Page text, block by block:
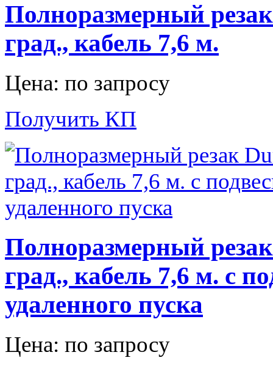
Полноразмерный
град., кабель 7,6 м.
Цена: по запросу
Получить КП
Полноразмерный
град., кабель 7,6 м. с
удаленного пуска
Цена: по запросу